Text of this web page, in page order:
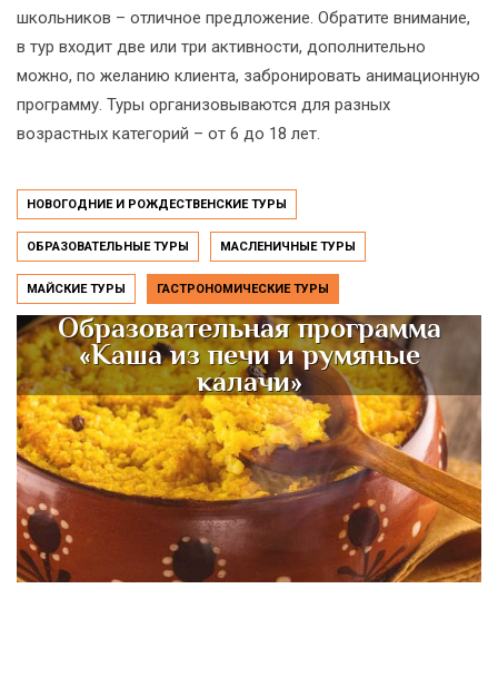
школьников – отличное предложение. Обратите внимание,
в тур входит две или три активности, дополнительно
можно, по желанию клиента, забронировать анимационную
программу. Туры организовываются для разных
возрастных категорий – от 6 до 18 лет.
НОВОГОДНИЕ И РОЖДЕСТВЕНСКИЕ ТУРЫ
ОБРАЗОВАТЕЛЬНЫЕ ТУРЫ МАСЛЕНИЧНЫЕ ТУРЫ
МАЙСКИЕ ТУРЫ ГАСТРОНОМИЧЕСКИЕ ТУРЫ
Образовательная программа
«Каша из печи и румяные
калачи»